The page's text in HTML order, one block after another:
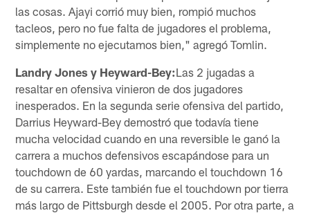
las cosas. Ajayi corrió muy bien, rompió muchos
tacleos, pero no fue falta de jugadores el problema,
simplemente no ejecutamos bien," agregó Tomlin.
Landry Jones y Heyward-Bey:Las 2 jugadas a
resaltar en ofensiva vinieron de dos jugadores
inesperados. En la segunda serie ofensiva del partido,
Darrius Heyward-Bey demostró que todavía tiene
mucha velocidad cuando en una reversible le ganó la
carrera a muchos defensivos escapándose para un
touchdown de 60 yardas, marcando el touchdown 16
de su carrera. Este también fue el touchdown por tierra
más largo de Pittsburgh desde el 2005. Por otra parte, a